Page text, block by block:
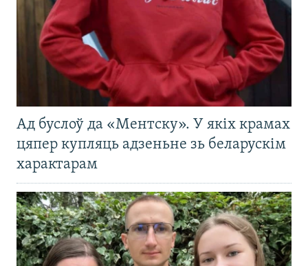
Ад буслоў да «Ментску». У якіх крамах
цяпер купляць адзеньне зь беларускім
характарам